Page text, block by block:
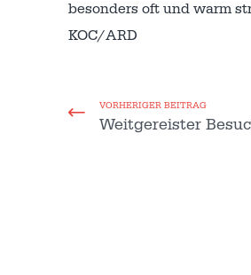
besonders oft und warm
KOC/ARD
VORHERIGER BEITRAG
Weitgereister